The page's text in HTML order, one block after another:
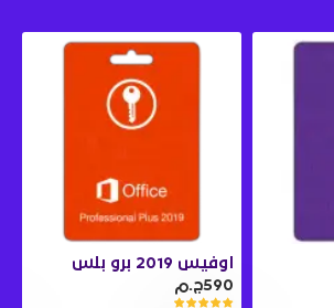
اوفيس 2019 برو بلس
590ج.م